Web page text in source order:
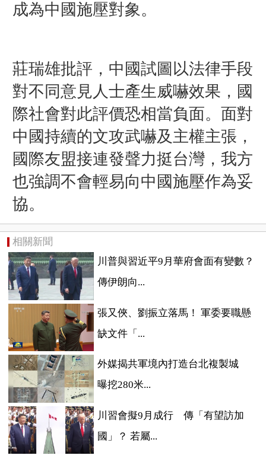
成為中國施壓對象。
莊瑞雄批評，中國試圖以法律手段
對不同意見人士產生威嚇效果，國
際社會對此評價恐相當負面。面對
中國持續的文攻武嚇及主權主張，
國際友盟接連發聲力挺台灣，我方
也強調不會輕易向中國施壓作為妥
協。
相關新聞
川普與習近平9月華府會面有變數？
傳伊朗向...
張又俠、劉振立落馬！ 軍委要職懸
缺文件「...
外媒揭共軍境內打造台北複製城
曝挖280米...
川習會擬9月成行 傳「有望訪加
國」？ 若屬...